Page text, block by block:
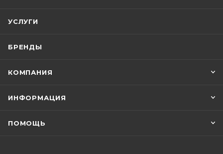
УСЛУГИ
БРЕНДЫ
КОМПАНИЯ
ИНФОРМАЦИЯ
ПОМОЩЬ